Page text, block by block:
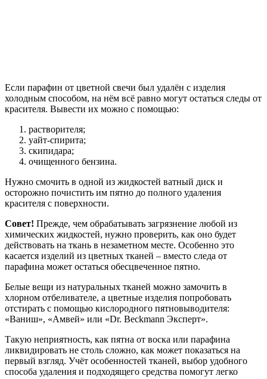
Если парафин от цветной свечи был удалён с изделия
холодным способом, на нём всё равно могут остаться следы от
красителя. Вывести их можно с помощью:
растворителя;
уайт-спирита;
скипидара;
очищенного бензина.
Нужно смочить в одной из жидкостей ватный диск и
осторожно почистить им пятно до полного удаления
красителя с поверхности.
Совет! Прежде, чем обрабатывать загрязнение любой из
химических жидкостей, нужно проверить, как оно будет
действовать на ткань в незаметном месте. Особенно это
касается изделий из цветных тканей – вместо следа от
парафина может остаться обесцвеченное пятно.
Белые вещи из натуральных тканей можно замочить в
хлорном отбеливателе, а цветные изделия попробовать
отстирать с помощью кислородного пятновыводителя:
«Ваниш», «Амвей» или «Dr. Beckmann Эксперт».
Такую неприятность, как пятна от воска или парафина
ликвидировать не столь сложно, как может показаться на
первый взгляд. Учёт особенностей тканей, выбор удобного
способа удаления и подходящего средства помогут легко